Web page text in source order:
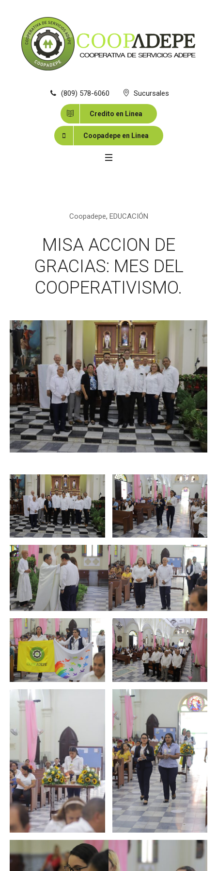
(809) 578-6060 Sucursales
Credito en Linea
Coopadepe en Linea
Coopadepe, EDUCACIÓN
MISA ACCION DE
GRACIAS: MES DEL
COOPERATIVISMO.